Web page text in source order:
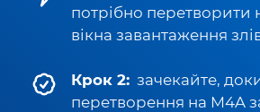
потрібно перетворити
вікна завантаження
Крок 2: зачекайте,
перетворення на M4A